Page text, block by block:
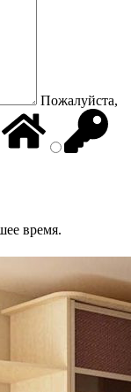
Пожалуйста,
время.